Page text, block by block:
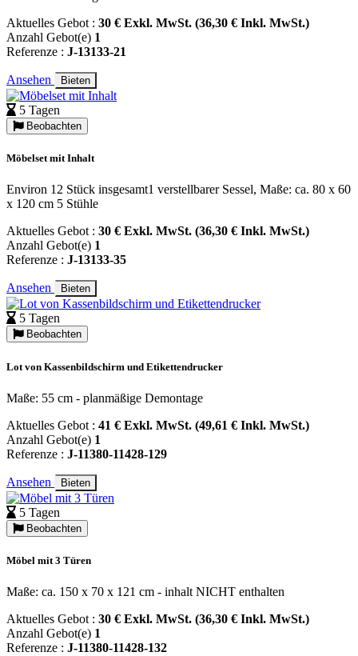
Aktuelles Gebot : 30 € Exkl. MwSt. (36,30 € Inkl. MwSt.)
Anzahl Gebot(e) 1
Referenze : J-13133-21
Ansehen Bieten
5 Tagen
Beobachten
Möbelset mit Inhalt
Environ 12 Stück insgesamt1 verstellbarer Sessel, Maße: ca. 80 x 60
x 120 cm 5 Stühle
Aktuelles Gebot : 30 € Exkl. MwSt. (36,30 € Inkl. MwSt.)
Anzahl Gebot(e) 1
Referenze : J-13133-35
Ansehen Bieten
5 Tagen
Beobachten
Lot von Kassenbildschirm und Etikettendrucker
Maße: 55 cm - planmäßige Demontage
Aktuelles Gebot : 41 € Exkl. MwSt. (49,61 € Inkl. MwSt.)
Anzahl Gebot(e) 1
Referenze : J-11380-11428-129
Ansehen Bieten
5 Tagen
Beobachten
Möbel mit 3 Türen
Maße: ca. 150 x 70 x 121 cm - inhalt NICHT enthalten
Aktuelles Gebot : 30 € Exkl. MwSt. (36,30 € Inkl. MwSt.)
Anzahl Gebot(e) 1
Referenze : J-11380-11428-132